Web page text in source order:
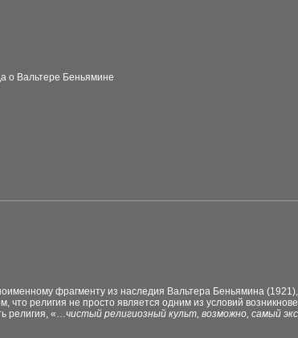
о Вальтере Беньямине
фрагменту из наследия Вальтера Беньямина
что религия не просто является одним из условий
религия, «…чистый религиозный культ, возможно, самый